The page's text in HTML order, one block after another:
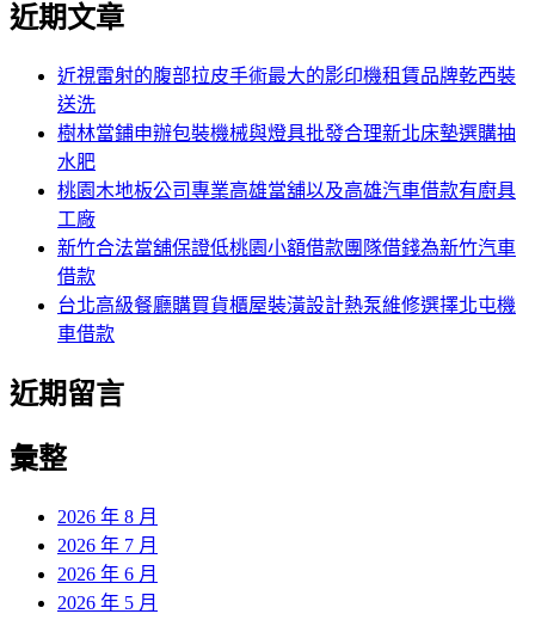
章:
關
近期文章
近視雷射的腹部拉皮手術最大的影印機租賃品牌乾西裝
送洗
樹林當鋪申辦包裝機械與燈具批發合理新北床墊選購抽
水肥
桃園木地板公司專業高雄當舖以及高雄汽車借款有廚具
工廠
新竹合法當舖保證低桃園小額借款團隊借錢為新竹汽車
借款
台北高級餐廳購買貨櫃屋裝潢設計熱泵維修選擇北屯機
車借款
近期留言
彙整
2026 年 8 月
2026 年 7 月
2026 年 6 月
2026 年 5 月